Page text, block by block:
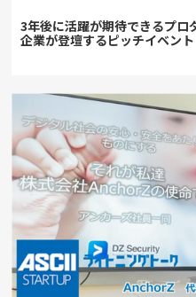
3年後に活躍が期待できるプロ
企業が登壇するピッチイベン